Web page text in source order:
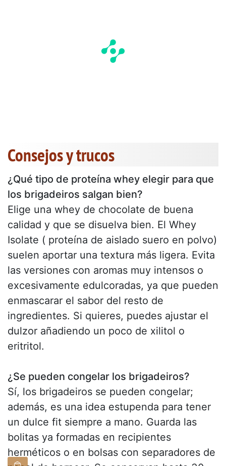
Consejos y trucos
¿Qué tipo de proteína whey elegir para que
los brigadeiros salgan bien?
Elige una whey de chocolate de buena
calidad y que se disuelva bien. El Whey
Isolate ( proteína de aislado suero en polvo)
suelen aportar una textura más ligera. Evita
las versiones con aromas muy intensos o
excesivamente edulcoradas, ya que pueden
enmascarar el sabor del resto de
ingredientes. Si quieres, puedes ajustar el
dulzor añadiendo un poco de xilitol o
eritritol.
¿Se pueden congelar los brigadeiros?
Sí, los brigadeiros se pueden congelar;
además, es una idea estupenda para tener
un dulce fit siempre a mano. Guarda las
bolitas ya formadas en recipientes
herméticos o en bolsas con separadores de